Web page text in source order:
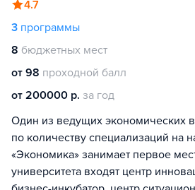
4.7
3 программы
8 бюджетных мест
от 98 проходной балл
от 200000 р. за год
Один из ведущих экономических
по количеству специализаций на
«Экономика» занимает первое
университета входят центр